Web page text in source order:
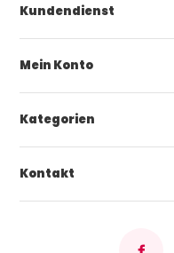
Kundendienst
Mein Konto
Kategorien
Kontakt